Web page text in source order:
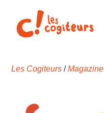
Les Cogiteurs /Magazine